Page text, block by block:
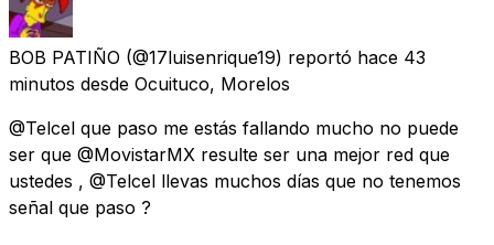
BOB PATIÑO (@17luisenrique19) reportó hace 43
minutos desde Ocuituco, Morelos
@Telcel que paso me estás fallando mucho no puede
ser que @MovistarMX resulte ser una mejor red que
ustedes , @Telcel llevas muchos días que no tenemos
señal que paso ?